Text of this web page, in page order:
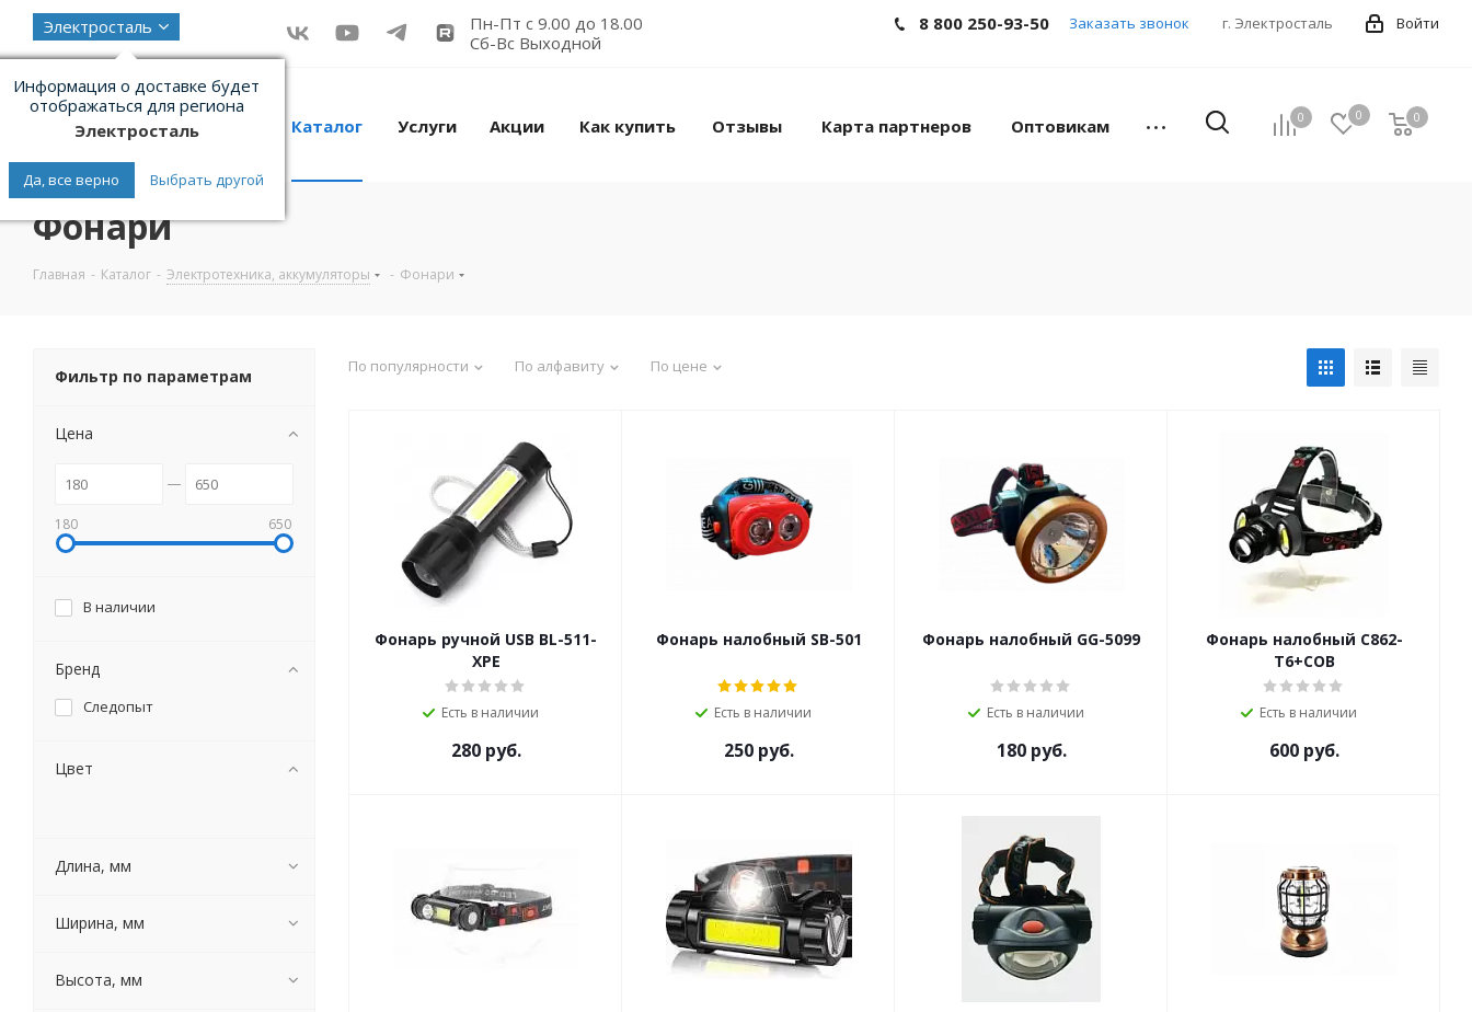
Электросталь
Информация о доставке будет
отображаться для региона
Электросталь
Да, все верно Выбрать другой
Пн-Пт с 9.00 до 18.00
Сб-Вс Выходной
Войти
г. Электросталь
8 800 250-93-50 Заказать звонок
0 0 0
Каталог Услуги Акции Как купить Отзывы Карта партнеров Оптовикам
Фонари
Главная - Каталог - Электротехника, аккумуляторы - Фонари
По популярности По алфавиту По цене
Фонарь ручной USB BL-511-
XPE
Есть в наличии
280руб.
Фонарь налобный SB-501
Есть в наличии
250руб.
Фонарь налобный GG-5099
Есть в наличии
180руб.
Фонарь налобный C862-
T6+COB
Есть в наличии
600руб.
Фильтр по параметрам
Цена
180 650
В наличии
Бренд
Следопыт
Цвет
Длина, мм
Ширина, мм
Высота, мм